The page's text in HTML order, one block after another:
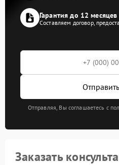
Гарантия до 12 месяцев
Составляем договор,
Отправляя, Вы соглашаетесь с
Заказать